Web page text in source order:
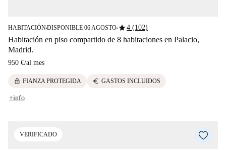
HABITACIÓN■DISPONIBLE 06 AGOSTO■star4 (102)
Habitación en piso compartido de 8 habitaciones en Palacio,
Madrid.
950 €/al mes
lock FIANZA PROTEGIDA euro GASTOS INCLUIDOS
+info
VERIFICADO